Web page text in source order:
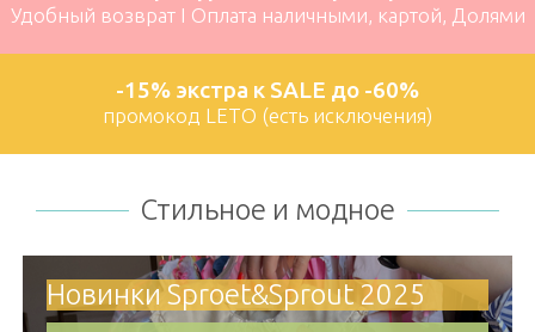
Удобный возврат I Оплата наличными, картой, Долями
-15% экстра к SALE до -60%
промокод LETO (есть исключения)
Стильное и модное
Новинки Sproet&Sprout 2025